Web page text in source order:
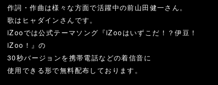
作詞・作曲は様々な方面で活躍中の前山田健一さん。
歌はヒャダインさんです。
iZooでは公式テーマソング『iZooはいずこだ！？伊豆！
iZoo！』の
30秒バージョンを携帯電話などの着信音に
使用できる形で無料配布しております。